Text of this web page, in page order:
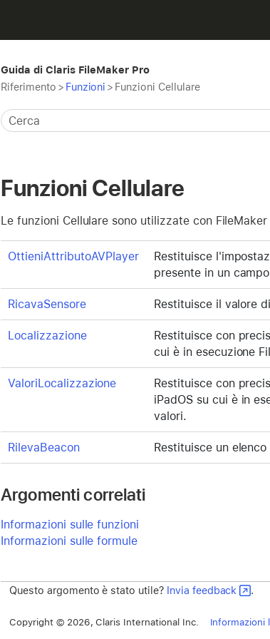
Guida di Claris FileMaker Pro
Riferimento > Funzioni > Funzioni Cellulare
Funzioni Cellulare
Le funzioni Cellulare sono utilizzate con FileMaker
OttieniAttributoAVPlayer
Restituisce
presente in un
RicavaSensore Restituisce il valore
Localizzazione
Restituisce con
cui è in esecuzione
ValoriLocalizzazione
Restituisce con
iPadOS su cui è in
valori.
RilevaBeacon Restituisce un
Argomenti correlati
Informazioni sulle funzioni
Informazioni sulle formule
Questo argomento è stato utile? Invia feedback .
Copyright © 2026, Claris International Inc. Informazioni